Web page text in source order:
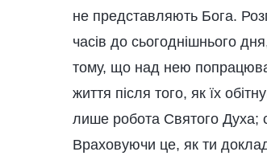
не представляють Бога.
часів до сьогоднішнього
тому, що над нею
життя після того, як їх
лише робота Святого Духа;
Враховуючи це, як ти